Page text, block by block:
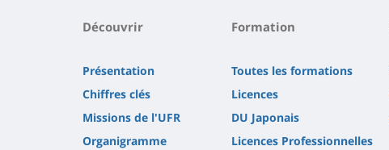
Découvrir
Présentation
Chiffres clés
Missions de l'UFR
Organigramme
Formation
Toutes les formations
Licences
DU Japonais
Licences Professionnelles